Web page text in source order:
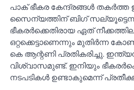
പാക് ഭീകര കേന്ദ്രങ്ങള്‍
സൈന്യത്തിന് ബിഗ്
ഭീകരർക്കെതിരായ ഏത്
ഒറ്റക്കെട്ടാണെന്നും മുതിർന്ന
കെ ആന്റണി പ്രതികരിച്ചു.
വിശ്വാസമുണ്ട്. ഇനിയും
നടപടികള്‍ ഉണ്ടാകുമെന്ന്